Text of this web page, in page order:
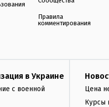
Правила
комментирования
в Украине
с военной
Цена
Курсы